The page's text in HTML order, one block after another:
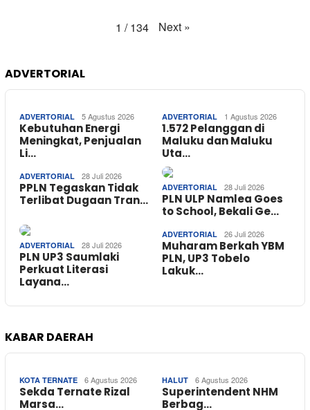
1 / 134 Next »
ADVERTORIAL
ADVERTORIAL 5 Agustus 2026
Kebutuhan Energi
Meningkat, Penjualan
Li…
ADVERTORIAL 1 Agustus 2026
1.572 Pelanggan di
Maluku dan Maluku
Uta…
ADVERTORIAL 28 Juli 2026
PPLN Tegaskan Tidak
Terlibat Dugaan Tran…
ADVERTORIAL 28 Juli 2026
PLN ULP Namlea Goes
to School, Bekali Ge…
ADVERTORIAL 28 Juli 2026
PLN UP3 Saumlaki
Perkuat Literasi
Layana…
ADVERTORIAL 26 Juli 2026
Muharam Berkah YBM
PLN, UP3 Tobelo
Lakuk…
KABAR DAERAH
KOTA TERNATE 6 Agustus 2026
Sekda Ternate Rizal
Marsa…
HALUT 6 Agustus 2026
Superintendent NHM
Berbag…